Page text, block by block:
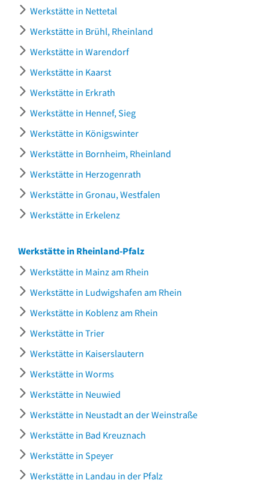
Werkstätte in Nettetal
Werkstätte in Brühl, Rheinland
Werkstätte in Warendorf
Werkstätte in Kaarst
Werkstätte in Erkrath
Werkstätte in Hennef, Sieg
Werkstätte in Königswinter
Werkstätte in Bornheim, Rheinland
Werkstätte in Herzogenrath
Werkstätte in Gronau, Westfalen
Werkstätte in Erkelenz
Werkstätte in Rheinland-Pfalz
Werkstätte in Mainz am Rhein
Werkstätte in Ludwigshafen am Rhein
Werkstätte in Koblenz am Rhein
Werkstätte in Trier
Werkstätte in Kaiserslautern
Werkstätte in Worms
Werkstätte in Neuwied
Werkstätte in Neustadt an der Weinstraße
Werkstätte in Bad Kreuznach
Werkstätte in Speyer
Werkstätte in Landau in der Pfalz